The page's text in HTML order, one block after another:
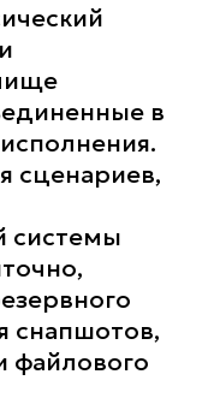
в
сценариев,
системы
снапшотов,
файлового